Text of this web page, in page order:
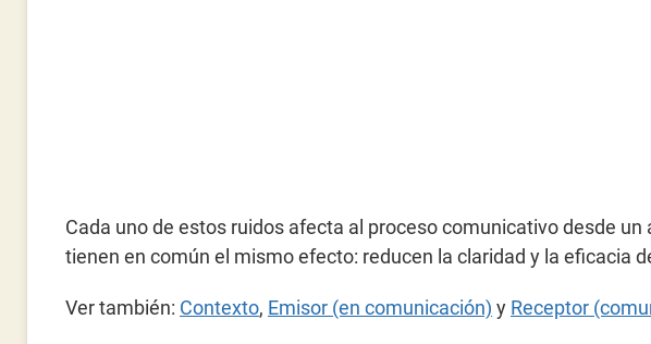
Cada uno de estos ruidos afecta al proceso comunicativo desde
tienen en común el mismo efecto: reducen la claridad y la eficacia
Ver también: Contexto, Emisor (en comunicación) y Receptor